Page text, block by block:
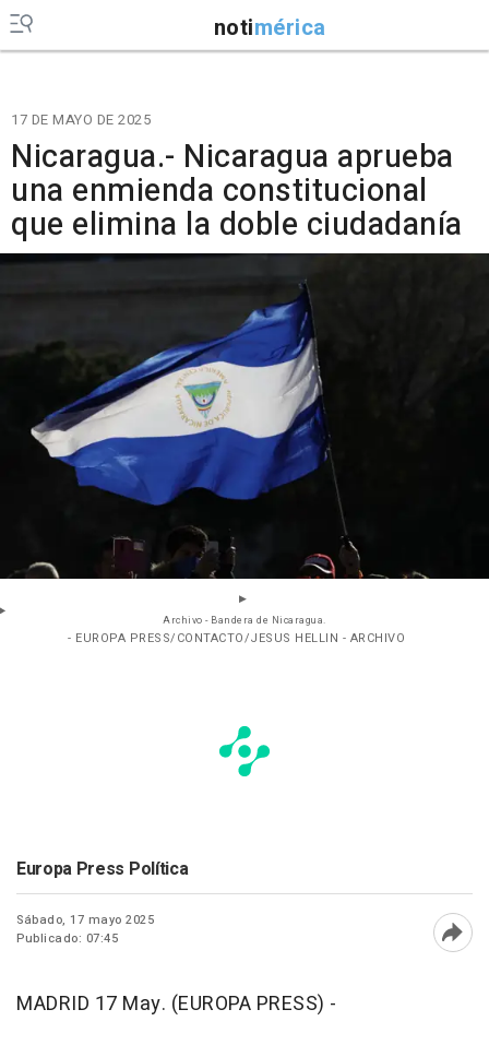
notimérica
17 DE MAYO DE 2025
Nicaragua.- Nicaragua aprueba
una enmienda constitucional
que elimina la doble ciudadanía
Archivo - Bandera de Nicaragua.
- EUROPA PRESS/CONTACTO/JESUS HELLIN - ARCHIVO
Europa Press Política
Sábado, 17 mayo 2025
Publicado: 07:45
MADRID 17 May. (EUROPA PRESS) -